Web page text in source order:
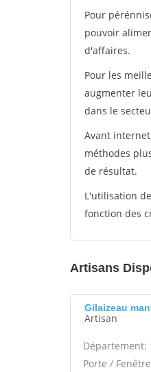
Pour
pouvoir
d'affaires.
Pour les
augmenter
dans le
Avant
méthodes
de résultat.
L'utilisation
fonction des
Artisans
Gilaizeau
Artisan
Département:
Porte /